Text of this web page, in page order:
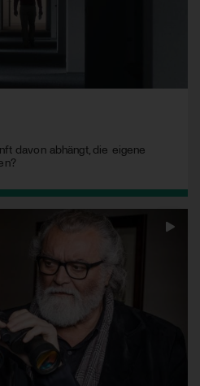
davon abhängt, die eigene